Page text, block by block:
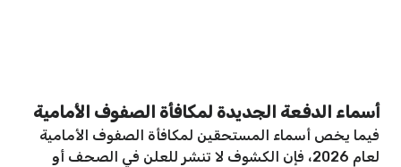
أسماء الدفعة الجديدة لمكافأة الصفوف الأمامية
فيما يخص أسماء المستحقين لمكافأة الصفوف الأمامية
لعام 2026، فإن الكشوف لا تنشر للعلن في الصحف أو